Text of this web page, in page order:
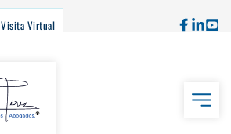
Visita Virtual